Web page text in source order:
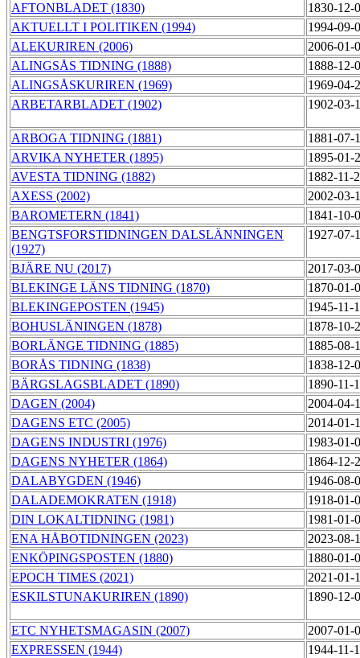
AFTONBLADET (1830)
1830-12-
AKTUELLT I POLITIKEN (1994)
1994-09-
ALEKURIREN (2006)
2006-01-
ALINGSÅS TIDNING (1888)
1888-12-
ALINGSÅSKURIREN (1969)
1969-04-
ARBETARBLADET (1902)
1902-03-
ARBOGA TIDNING (1881)
1881-07-
ARVIKA NYHETER (1895)
1895-01-
AVESTA TIDNING (1882)
1882-11-
AXESS (2002)
2002-03-
BAROMETERN (1841)
1841-10-
BENGTSFORSTIDNINGEN DALSLÄNNINGEN
(1927)
1927-07-
BJÄRE NU (2017)
2017-03-
BLEKINGE LÄNS TIDNING (1870)
1870-01-
BLEKINGEPOSTEN (1945)
1945-11-
BOHUSLÄNINGEN (1878)
1878-10-
BORLÄNGE TIDNING (1885)
1885-08-
BORÅS TIDNING (1838)
1838-12-
BÄRGSLAGSBLADET (1890)
1890-11-
DAGEN (2004)
2004-04-
DAGENS ETC (2005)
2014-01-
DAGENS INDUSTRI (1976)
1983-01-
DAGENS NYHETER (1864)
1864-12-
DALABYGDEN (1946)
1946-08-
DALADEMOKRATEN (1918)
1918-01-
DIN LOKALTIDNING (1981)
1981-01-
ENA HÅBOTIDNINGEN (2023)
2023-08-
ENKÖPINGSPOSTEN (1880)
1880-01-
EPOCH TIMES (2021)
2021-01-
ESKILSTUNAKURIREN (1890)
1890-12-
ETC NYHETSMAGASIN (2007)
2007-01-
EXPRESSEN (1944)
1944-11-